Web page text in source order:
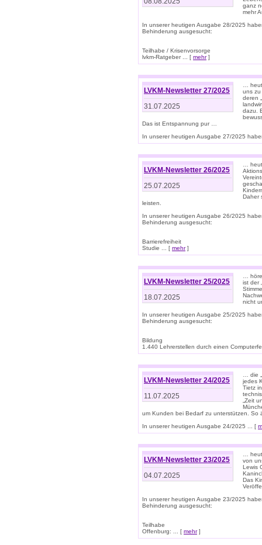
ganz
mehr
In unserer heutigen Ausgabe 28/2025
Behinderung ausgesucht:
Teilhabe / Krisenvorsorge
lvkm-Ratgeber ... [ mehr]
LVKM-Newsletter 27/2025
31.07.2025
…
uns zu
deren
dazu.
Das ist Entspannung pur …
In unserer heutigen Ausgabe 27/2025
LVKM-Newsletter 26/2025
25.07.2025
…
Daher
leisten.
In unserer heutigen Ausgabe 26/2025
Behinderung ausgesucht:
Barrierefreiheit
Studie ... [ mehr]
LVKM-Newsletter 25/2025
18.07.2025
…
ist der
nicht
In unserer heutigen Ausgabe 25/2025
Behinderung ausgesucht:
Bildung
1.440 Lehrerstellen durch einen
LVKM-Newsletter 24/2025
11.07.2025
… die
jedes
Tietz
„Zeit
um Kunden bei Bedarf zu unterstützen.
In unserer heutigen Ausgabe 24/2025 ... [
LVKM-Newsletter 23/2025
04.07.2025
…
von
Lewis
Das
In unserer heutigen Ausgabe 23/2025
Behinderung ausgesucht:
Teilhabe
Offenburg: ... [ mehr]